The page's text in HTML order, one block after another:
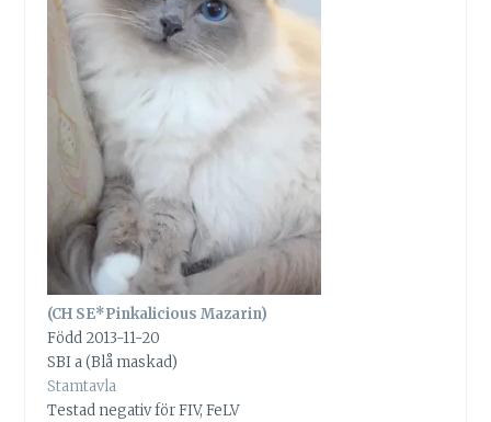
(CH SE*Pinkalicious Mazarin)
Född 2013-11-20
SBI a (Blå maskad)
Stamtavla
Testad negativ för FIV, FeLV